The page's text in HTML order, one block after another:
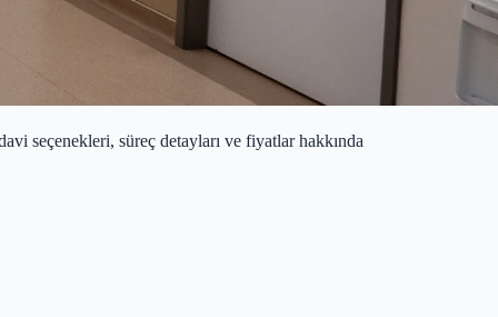
seçenekleri, süreç detayları ve fiyatlar hakkında